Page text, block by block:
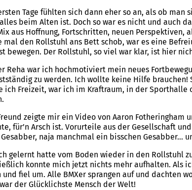
Tage fühlten sich dann eher so an, als ob
beim Alten ist. Doch so war es nicht und auch
aus Hoffnung, Fortschritten, neuen Perspektiven,
mal den Rollstuhl ans Bett schob, war es eine
bewegen. Der Rollstuhl, so viel war klar, ist hier
Reha war ich hochmotiviert mein neues
zu werden. Ich wollte keine Hilfe
ich Freizeit, war ich im Kraftraum, in der
zeigte mir ein Video von Aaron Fotheringham
für’n Arsch ist. Vorurteile aus der Gesellschaft
naja manchmal ein bisschen Gesabber…
gelernt hatte vom Boden wieder in den Rollstuhl
konnte mich jetzt nichts mehr aufhalten. Als
und fiel um. Alle BMXer sprangen auf und dachten
der Glücklichste Mensch der Welt!